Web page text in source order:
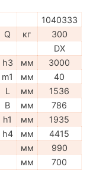
1040333
Q кг
300
DX
h3 мм
3000
m1 мм
40
L мм
1536
B мм
786
h1 мм
1935
h4 мм
4415
мм
990
мм
700